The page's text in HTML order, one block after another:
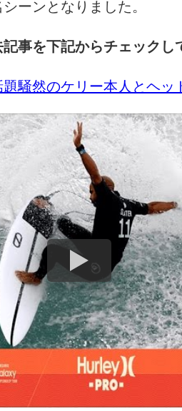
ーンとなりました。
事を下記からチェックし
騒然のケリー本人とヘッ